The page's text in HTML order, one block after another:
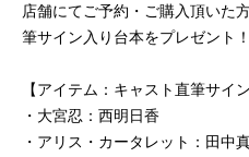
店舗にてご予約・ご購入頂いた
筆サイン入り台本をプレゼント！
【アイテム：キャスト直筆サイ
・大宮忍：西明日香
・アリス・カータレット：田中